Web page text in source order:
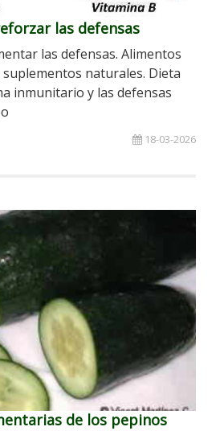
las defensas
las defensas. Alimentos
naturales. Dieta
inmunitario y las defensas
18-03-2026
de los pepinos